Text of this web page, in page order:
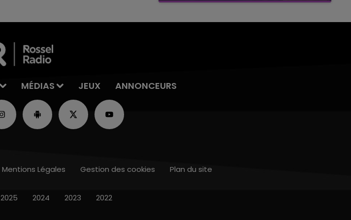
MÉDIAS JEUX ANNONCEURS
Mentions Légales Gestion des cookies Plan du site
2025 2024 2023 2022